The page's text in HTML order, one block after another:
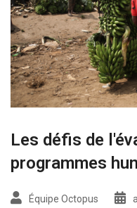
Les défis de
programmes
Équipe Octopus